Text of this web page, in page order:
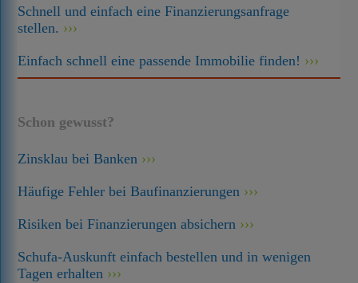
Schnell und einfach eine Finanzierungsanfrage
stellen.
Einfach schnell eine passende Immobilie finden!
Schon gewusst?
Zinsklau bei Banken
Häufige Fehler bei Baufinanzierungen
Risiken bei Finanzierungen absichern
Schufa-Auskunft einfach bestellen und in wenigen
Tagen erhalten